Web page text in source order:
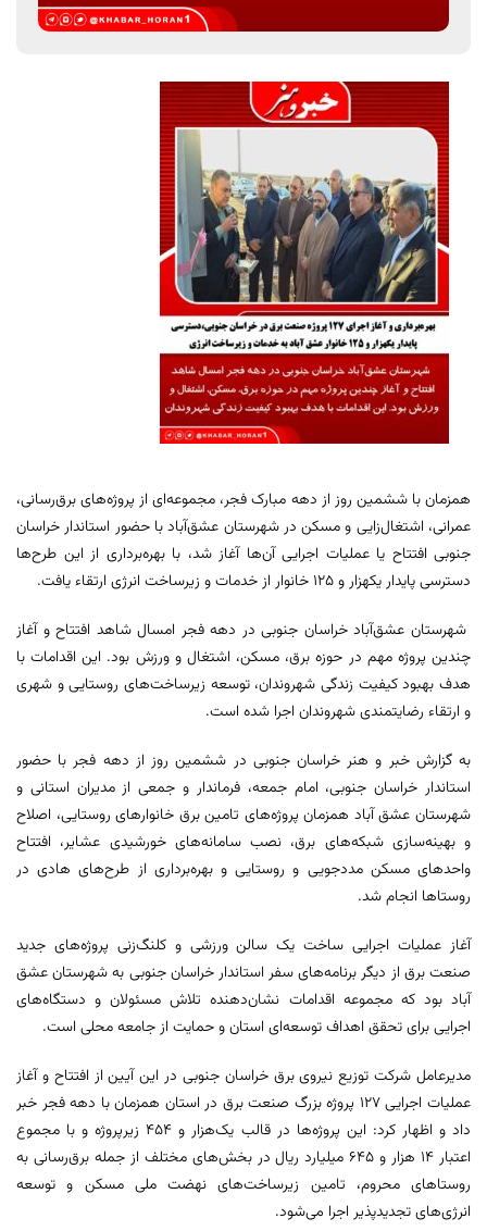
همزمان با ششمین روز از دهه مبارک فجر، مجموعه‌ای از پروژه‌های برق‌رسانی،
عمرانی، اشتغال‌زایی و مسکن در شهرستان عشق‌آباد با حضور استاندار خراسان
جنوبی افتتاح یا عملیات اجرایی آن‌ها آغاز شد، با بهره‌برداری از این طرح‌ها
دسترسی پایدار یکهزار و ۱۲۵ خانوار از خدمات و زیرساخت‌ انرژی ارتقاء یافت.
شهرستان عشق‌آباد خراسان جنوبی در دهه فجر امسال شاهد افتتاح و آغاز
چندین پروژه مهم در حوزه برق، مسکن، اشتغال و ورزش بود. این اقدامات با
هدف بهبود کیفیت زندگی شهروندان، توسعه زیرساخت‌های روستایی و شهری
و ارتقاء رضایتمندی شهروندان اجرا شده است.
به گزارش خبر و هنر خراسان جنوبی در ششمین روز از دهه فجر با حضور
استاندار خراسان جنوبی، امام جمعه، فرماندار و جمعی از مدیران استانی و
شهرستان عشق آباد همزمان پروژه‌های تامین برق خانوارهای روستایی، اصلاح
و بهینه‌سازی شبکه‌های برق، نصب سامانه‌های خورشیدی عشایر، افتتاح
واحدهای مسکن مددجویی و روستایی و بهره‌برداری از طرح‌های هادی در
روستاها انجام شد.
آغاز عملیات اجرایی ساخت یک سالن ورزشی و کلنگ‌زنی پروژه‌های جدید
صنعت برق از دیگر برنامه‌های سفر استاندار خراسان جنوبی به شهرستان عشق
آباد بود که مجموعه اقدامات نشان‌دهنده تلاش مسئولان و دستگاه‌های
اجرایی برای تحقق اهداف توسعه‌ای استان و حمایت از جامعه محلی است.
مدیرعامل شرکت توزیع نیروی برق خراسان جنوبی در این آیین از افتتاح و آغاز
عملیات اجرایی ۱۲۷ پروژه بزرگ صنعت برق در استان همزمان با دهه فجر خبر
داد و اظهار کرد: این پروژه‌ها در قالب یک‌هزار و ۴۵۴ زیرپروژه و با مجموع
اعتبار ۱۴ هزار و ۶۴۵ میلیارد ریال در بخش‌های مختلف از جمله برق‌رسانی به
روستاهای محروم، تامین زیرساخت‌های نهضت ملی مسکن و توسعه
انرژی‌های تجدیدپذیر اجرا می‌شود.